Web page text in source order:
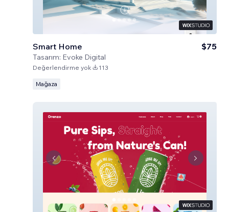
Smart Home
Tasarım: Evoke Digital
$75
Değerlendirme yok 113
Mağaza